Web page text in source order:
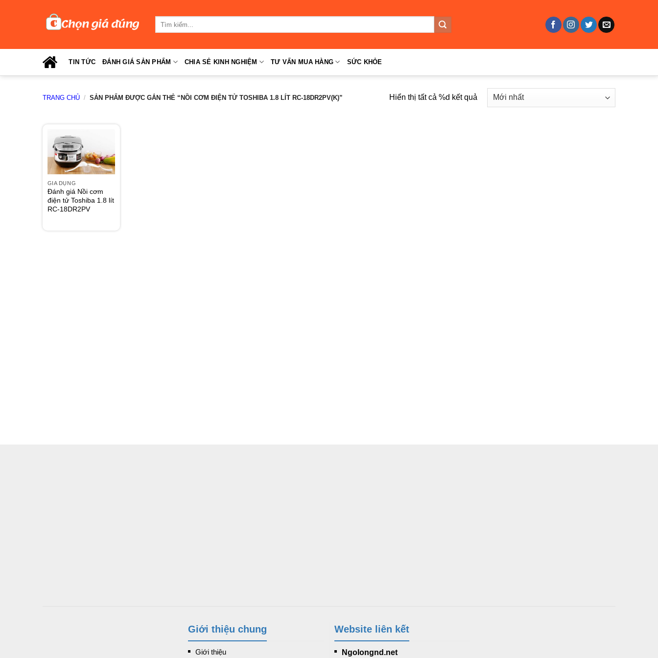
TIN TỨC ĐÁNH GIÁ SẢN PHẨM CHIA SẺ KINH NGHIỆM TƯ VẤN MUA HÀNG SỨC KHỎE
TRANG CHỦ / SẢN PHẨM ĐƯỢC GẮN THẺ “NỒI CƠM ĐIỆN TỬ TOSHIBA 1.8 LÍT RC-18DR2PV(K)” Hiển thị tất cả %d kết quả
GIA DỤNG
Đánh giá Nồi cơm
điện tử Toshiba 1.8 lít
RC-18DR2PV
Giới thiệu chung
Giới thiệu
Website liên kết
Ngolongnd.net